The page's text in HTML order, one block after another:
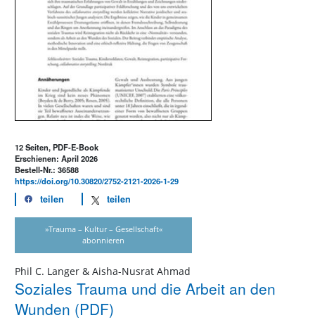
12 Seiten, PDF-E-Book
Erschienen: April 2026
Bestell-Nr.: 36588
https://doi.org/10.30820/2752-2121-2026-1-29
teilen teilen
»Trauma – Kultur – Gesellschaft«
abonnieren
Phil C. Langer & Aisha-Nusrat Ahmad
Soziales Trauma und die Arbeit an den
Wunden (PDF)